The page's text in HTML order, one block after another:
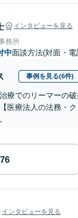
インタビューを見る
務所
中面談方法(対面・
事例を見る(6件)
療でのリーマーの
医療法人の法務・
インタビューを見る